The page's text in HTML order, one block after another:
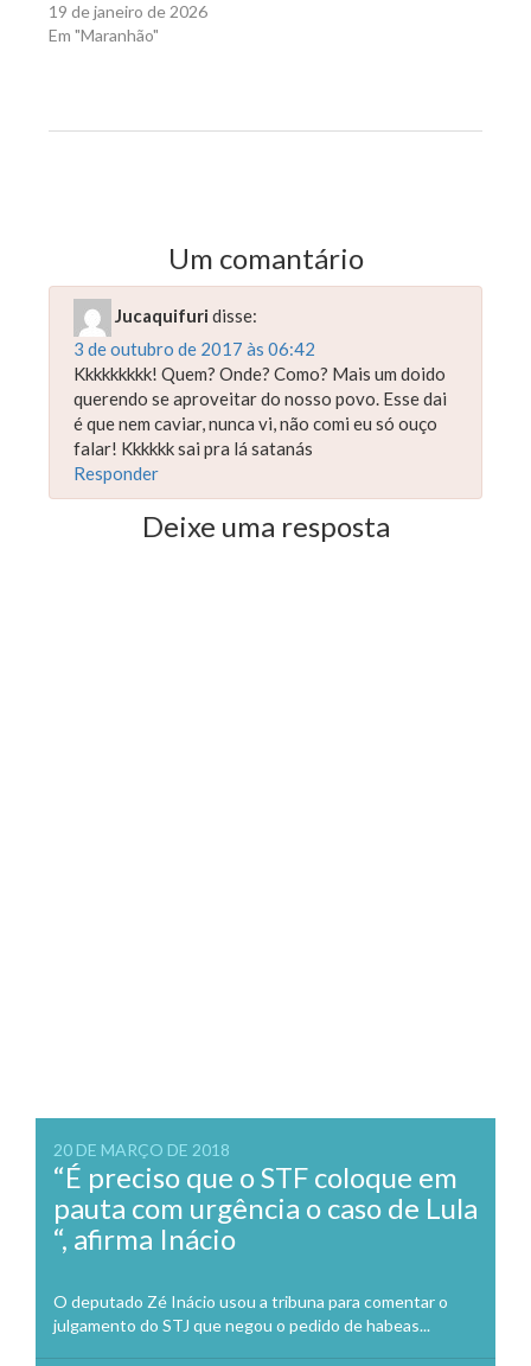
19 de janeiro de 2026
Em "Maranhão"
Um comantário
Jucaquifuri disse:
3 de outubro de 2017 às 06:42
Kkkkkkkkk! Quem? Onde? Como? Mais um doido
querendo se aproveitar do nosso povo. Esse dai
é que nem caviar, nunca vi, não comi eu só ouço
falar! Kkkkkk sai pra lá satanás
Responder
Deixe uma resposta
20 DE MARÇO DE 2018
“É preciso que o STF coloque em
pauta com urgência o caso de Lula
“, afirma Inácio
O deputado Zé Inácio usou a tribuna para comentar o
julgamento do STJ que negou o pedido de habeas...